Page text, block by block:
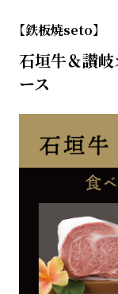
【鉄板焼seto】
石垣牛＆讃
ース